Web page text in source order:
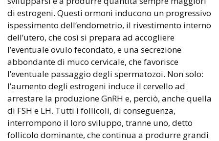
di estrogeni. Questi ormoni inducono un progressivo
ispessimento dell’endometrio, il rivestimento interno
dell’utero, che così si prepara ad accogliere
l’eventuale ovulo fecondato, e una secrezione
abbondante di muco cervicale, che favorisce
l’eventuale passaggio degli spermatozoi. Non solo:
l’aumento degli estrogeni induce il cervello ad
arrestare la produzione GnRH e, perciò, anche quella
di FSH e LH. Tutti i follicoli, di conseguenza,
interrompono il loro sviluppo, tranne uno, detto
follicolo dominante, che continua a produrre grandi